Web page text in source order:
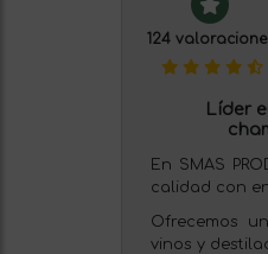
124
Líder
En SMAS
calidad con
Ofrecemos
vinos y